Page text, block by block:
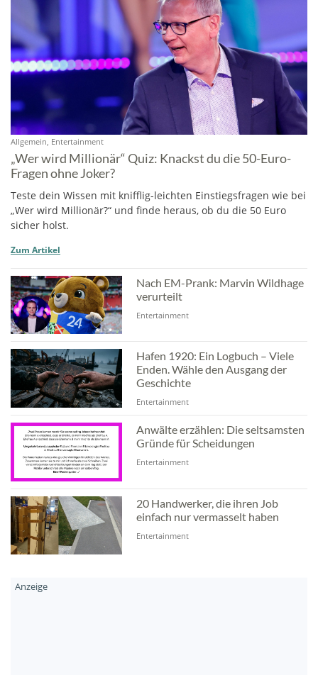
Allgemein, Entertainment
„Wer wird Millionär“ Quiz: Knackst du die 50-Euro-
Fragen ohne Joker?
Teste dein Wissen mit knifflig-leichten Einstiegsfragen wie bei
„Wer wird Millionär?“ und finde heraus, ob du die 50 Euro
sicher holst.
Zum Artikel
Nach EM-Prank: Marvin Wildhage
verurteilt
Entertainment
Hafen 1920: Ein Logbuch – Viele
Enden. Wähle den Ausgang der
Geschichte
Entertainment
Anwälte erzählen: Die seltsamsten
Gründe für Scheidungen
Entertainment
20 Handwerker, die ihren Job
einfach nur vermasselt haben
Entertainment